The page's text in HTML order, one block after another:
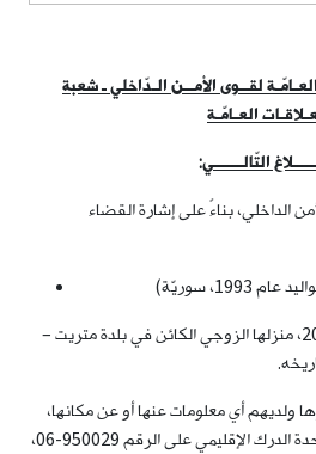
لقــوى الأمــن الـدّاخلي ـ شعبة
العـامّـة
التّالــــــي:
الداخلي، بناءً على إشارة القضاء
سوريّة)
التي غادرت، بتاريخ 6-10-2025، منزلها الزوجي الكائن في بلدة متريت –
ولديهم أي معلومات عنها أو عن مكانها،
الاتّصال بفصيلة أميون في وحدة الدرك الإقليمي على الرقم 950029-06،